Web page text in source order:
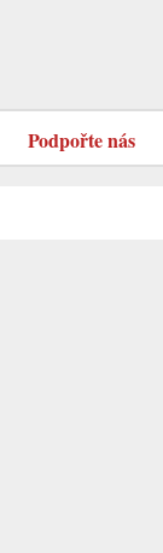
Podpořte nás